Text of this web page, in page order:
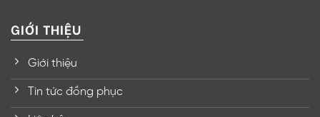
GIỚI THIỆU
Giới thiệu
Tin tức đồng phục